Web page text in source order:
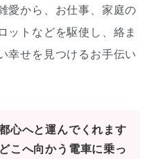
愛から、お仕事、家庭の
ットなどを駆使し、絡ま
幸せを見つけるお手伝い
心へと運んでくれます
こへ向かう電車に乗っ